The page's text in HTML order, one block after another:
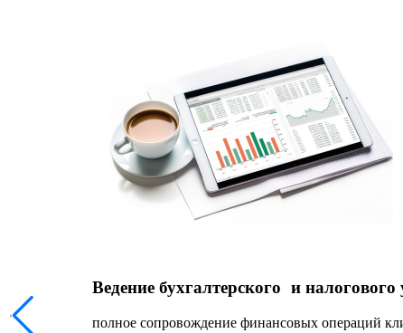
Ведение бухгалтерского и налогового
полное сопровождение финансовых операций